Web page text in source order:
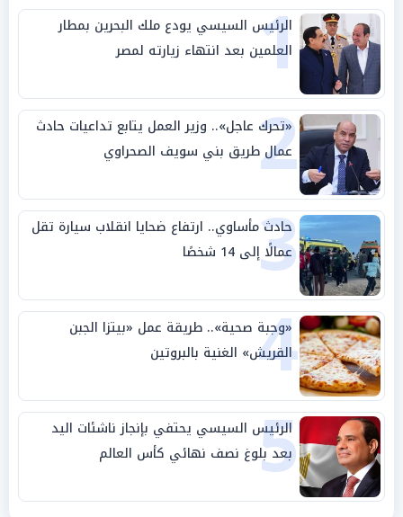
1
الرئيس السيسي يودع ملك البحرين بمطار
العلمين بعد انتهاء زيارته لمصر
2
«تحرك عاجل».. وزير العمل يتابع تداعيات حادث
عمال طريق بني سويف الصحراوي
3
حادث مأساوي.. ارتفاع ضحايا انقلاب سيارة تقل
عمالًا إلى 14 شخصًا
4
«وجبة صحية».. طريقة عمل «بيتزا الجبن
القريش» الغنية بالبروتين
5
الرئيس السيسي يحتفي بإنجاز ناشئات اليد
بعد بلوغ نصف نهائي كأس العالم